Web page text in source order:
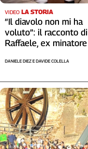
VIDEO LA STORIA
“Il diavolo non mi ha
voluto”: il racconto di
Raffaele, ex minatore
DANIELE DIEZ E DAVIDE COLELLA